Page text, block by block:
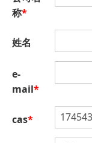
称*
姓名
e-
mail*
cas*